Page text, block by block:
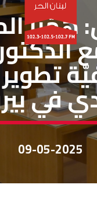
خاص لبنان الحر
هَمّنا
في
09-05-2025